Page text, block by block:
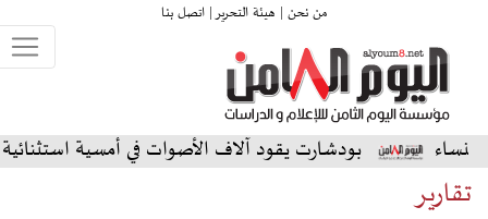
من نحن | هيئة التحرير |اتصل بنا
يقود آلاف الأصوات في أمسية استثنائية على المسرح
تقارير